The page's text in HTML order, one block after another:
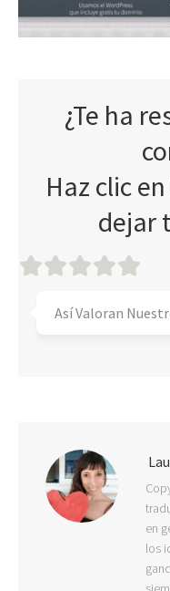
¿Te ha
Haz clic
dejar
Así Valoran
en
los